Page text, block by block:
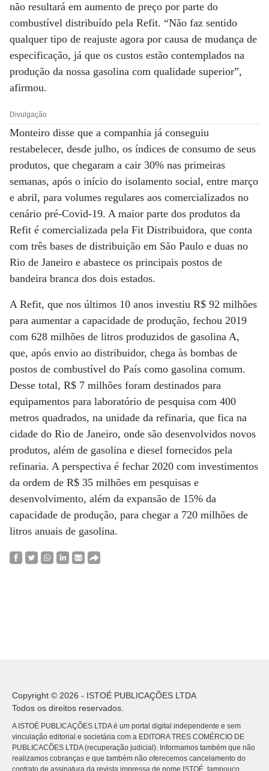
não resultará em aumento de preço por parte do
combustível distribuído pela Refit. “Não faz sentido
qualquer tipo de reajuste agora por causa de mudança de
especificação, já que os custos estão contemplados na
produção da nossa gasolina com qualidade superior”,
afirmou.
Divulgação
Monteiro disse que a companhia já conseguiu
restabelecer, desde julho, os índices de consumo de seus
produtos, que chegaram a cair 30% nas primeiras
semanas, após o início do isolamento social, entre março
e abril, para volumes regulares aos comercializados no
cenário pré-Covid-19. A maior parte dos produtos da
Refit é comercializada pela Fit Distribuidora, que conta
com três bases de distribuição em São Paulo e duas no
Rio de Janeiro e abastece os principais postos de
bandeira branca dos dois estados.
A Refit, que nos últimos 10 anos investiu R$ 92 milhões
para aumentar a capacidade de produção, fechou 2019
com 628 milhões de litros produzidos de gasolina A,
que, após envio ao distribuidor, chega às bombas de
postos de combustível do País como gasolina comum.
Desse total, R$ 7 milhões foram destinados para
equipamentos para laboratório de pesquisa com 400
metros quadrados, na unidade da refinaria, que fica na
cidade do Rio de Janeiro, onde são desenvolvidos novos
produtos, além de gasolina e diesel fornecidos pela
refinaria. A perspectiva é fechar 2020 com investimentos
da ordem de R$ 35 milhões em pesquisas e
desenvolvimento, além da expansão de 15% da
capacidade de produção, para chegar a 720 milhões de
litros anuais de gasolina.
Copyright © 2026 - ISTOÉ PUBLICAÇÕES LTDA
Todos os direitos reservados.
A ISTOÉ PUBLICAÇÕES LTDA é um portal digital independente e sem
vinculação editorial e societária com a EDITORA TRES COMÉRCIO DE
PUBLICACÕES LTDA (recuperação judicial). Informamos também que não
realizamos cobranças e que também não oferecemos cancelamento do
contrato de assinatura da revista impressa de nome ISTOÉ, tampouco